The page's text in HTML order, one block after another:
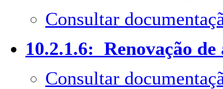
Consultar
10.2.1.6: Renovação de
Consultar